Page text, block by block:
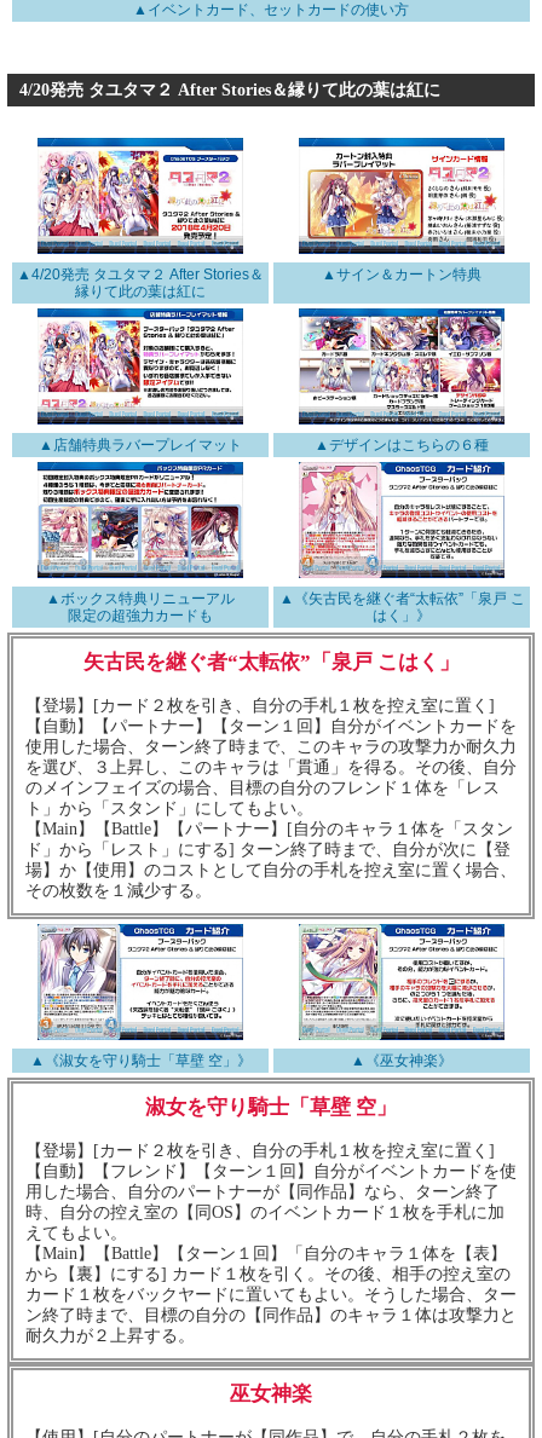
▲イベントカード、セットカードの使い方
4/20発売 タユタマ２ After Stories＆縁りて此の葉は紅に
▲4/20発売 タユタマ２ After Stories＆
縁りて此の葉は紅に
▲サイン＆カートン特典
▲店舗特典ラバープレイマット ▲デザインはこちらの６種
▲ボックス特典リニューアル
限定の超強力カードも
▲《矢古民を継ぐ者“太転依”「泉戸 こ
はく」》
矢古民を継ぐ者“太転依”「泉戸 こはく」
【登場】[カード２枚を引き、自分の手札１枚を控え室に置く]
【自動】【パートナー】【ターン１回】自分がイベントカードを
使用した場合、ターン終了時まで、このキャラの攻撃力か耐久力
を選び、３上昇し、このキャラは「貫通」を得る。その後、自分
のメインフェイズの場合、目標の自分のフレンド１体を「レス
ト」から「スタンド」にしてもよい。
【Main】【Battle】【パートナー】[自分のキャラ１体を「スタン
ド」から「レスト」にする] ターン終了時まで、自分が次に【登
場】か【使用】のコストとして自分の手札を控え室に置く場合、
その枚数を１減少する。
▲《淑女を守り騎士「草壁 空」》 ▲《巫女神楽》
淑女を守り騎士「草壁 空」
【登場】[カード２枚を引き、自分の手札１枚を控え室に置く]
【自動】【フレンド】【ターン１回】自分がイベントカードを使
用した場合、自分のパートナーが【同作品】なら、ターン終了
時、自分の控え室の【同OS】のイベントカード１枚を手札に加
えてもよい。
【Main】【Battle】【ターン１回】「自分のキャラ１体を【表】
から【裏】にする] カード１枚を引く。その後、相手の控え室の
カード１枚をバックヤードに置いてもよい。そうした場合、ター
ン終了時まで、目標の自分の【同作品】のキャラ１体は攻撃力と
耐久力が２上昇する。
巫女神楽